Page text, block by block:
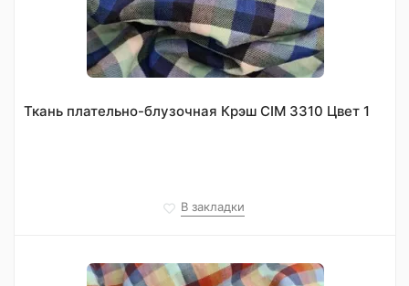
Ткань плательно-блузочная Крэш CIM 3310 Цвет 1
В закладки